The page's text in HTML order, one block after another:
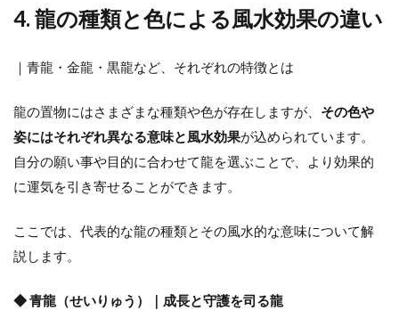
4. 龍の種類と色による風水効果の違い
｜青龍・金龍・黒龍など、それぞれの特徴とは
龍の置物にはさまざまな種類や色が存在しますが、 その色や
姿にはそれぞれ異なる意味と風水効果が込められています。
自分の願い事や目的に合わせて龍を選ぶことで、より効果的
に運気を引き寄せることができます。
ここでは、代表的な龍の種類とその風水的な意味について解
説します。
◆ 青龍（せいりゅう）｜成長と守護を司る龍